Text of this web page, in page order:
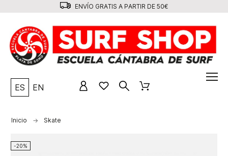
ENVÍO GRATIS A PARTIR DE 50€
ES EN
Inicio Skate
-20%